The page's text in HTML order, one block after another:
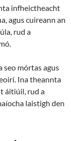
infheictheacht
agus cuireann an
rud a
mórtas agus
Ina theannta
áitiúil, rud a
laistigh den